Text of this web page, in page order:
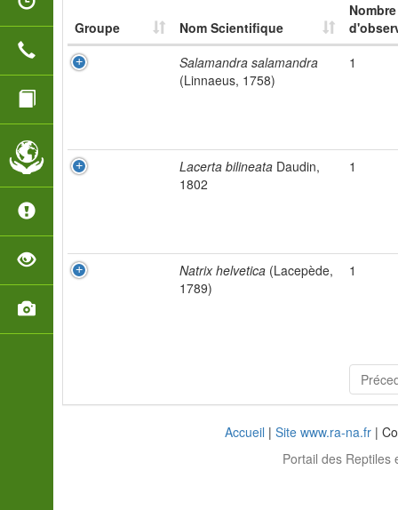
Groupe Nom Scientifique
Nombre
Salamandra salamandra
(Linnaeus, 1758)
1
Lacerta bilineata Daudin,
1802
1
Natrix helvetica (Lacepède,
1789)
1
Accueil | Site www.ra-na.fr |
Portail des Reptiles